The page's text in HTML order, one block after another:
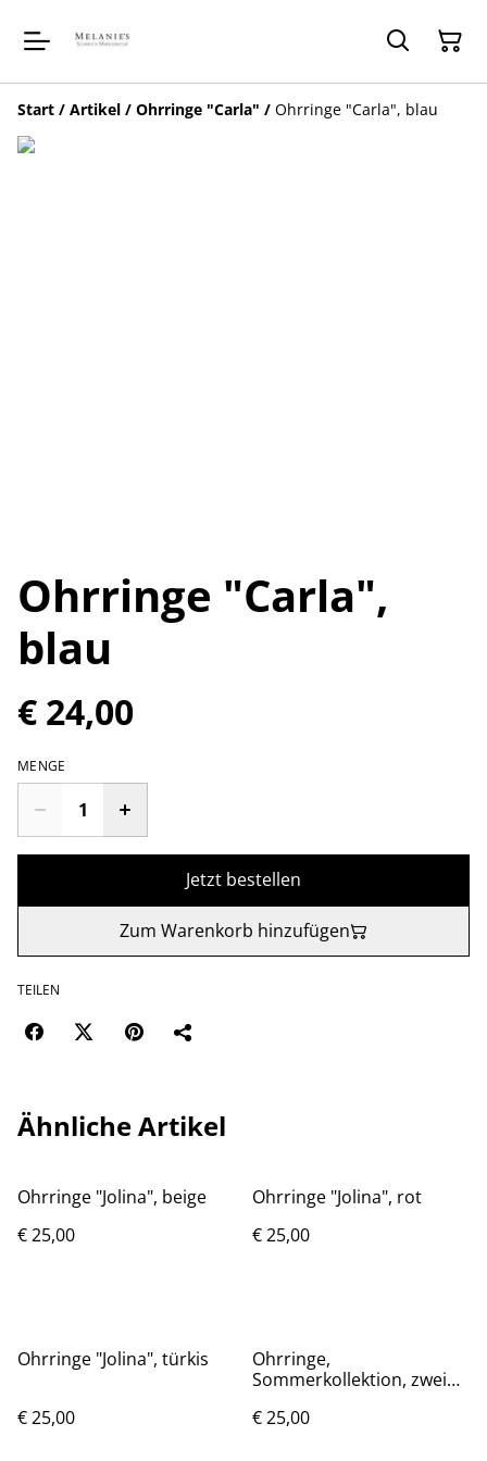
Start / Artikel / Ohrringe "Carla" / Ohrringe "Carla", blau
Ohrringe "Carla",
blau
€ 24,00
MENGE
Jetzt bestellen
Zum Warenkorb hinzufügen
TEILEN
Ähnliche Artikel
Ohrringe "Jolina", beige
€ 25,00
Ohrringe "Jolina", rot
€ 25,00
Ohrringe "Jolina", türkis
€ 25,00
Ohrringe,
Sommerkollektion, zwei
€ 25,00